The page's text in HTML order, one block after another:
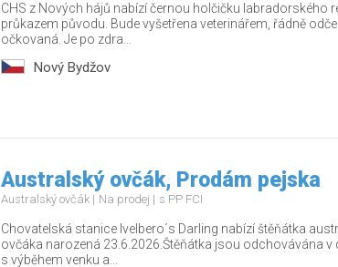
CHS z Nových hájů nabízí černou holčičku labradorského
průkazem původu. Bude vyšetřena veterinářem, řádně
očkovaná. Je po zdra...
Nový Bydžov
Australský ovčák, Prodám pejska
Australský ovčák Na prodej s PP FCI
Chovatelská stanice Ivelbero´s Darling nabízí štěňátka
ovčáka narozená 23.6.2026.Štěňátka jsou odchovávána
s výběhem venku a...